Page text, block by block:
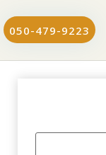
050-479-9223